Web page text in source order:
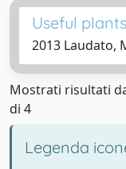
Useful
2013 Laudato,
Mostrati risultati
di 4
Legenda